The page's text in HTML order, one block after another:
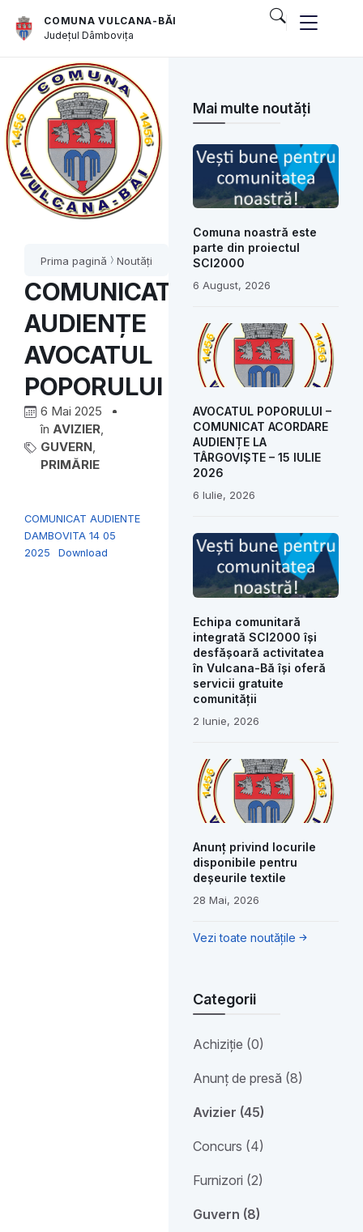
COMUNA VULCANA-BĂI
JudețulDâmbovița
Prima pagină Noutăți
COMUNICAT
AUDIENȚE
AVOCATUL
POPORULUI
6 Mai 2025
în AVIZIER,
GUVERN,
PRIMĂRIE
COMUNICAT AUDIENTE
DAMBOVITA 14 05
2025
Download
Mai multe noutăți
Comuna noastră este
parte din proiectul
SCI2000
6 August, 2026
AVOCATUL POPORULUI –
COMUNICAT ACORDARE
AUDIENȚE LA
TÂRGOVIȘTE – 15 IULIE
2026
6 Iulie, 2026
Echipa comunitară
integrată SCI2000 își
desfășoară activitatea
în Vulcana-Bă își oferă
servicii gratuite
comunității
2 Iunie, 2026
Anunț privind locurile
disponibile pentru
deșeurile textile
28 Mai, 2026
Vezi toate noutățile
Categorii
Achiziție (0)
Anunț de presă (8)
Avizier (45)
Concurs (4)
Furnizori (2)
Guvern (8)